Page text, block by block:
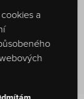
a